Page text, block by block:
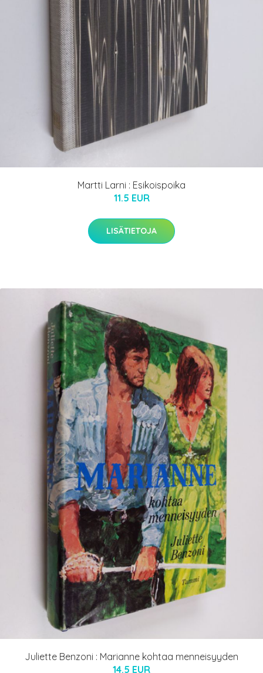
Martti Larni : Esikoispoika
11.5 EUR
LISÄTIETOJA
Juliette Benzoni : Marianne kohtaa menneisyyden
14.5 EUR